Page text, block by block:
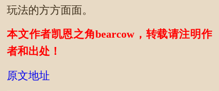
玩法的方方面面。
本文作者凯恩之角bearcow，转载请注明作
者和出处！
原文地址